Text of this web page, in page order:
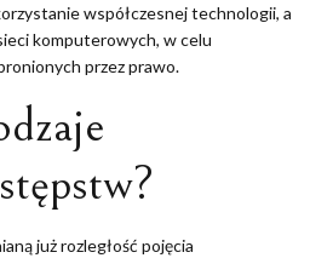
współczesnej technologii, a
komputerowych, w celu
przez prawo.
już rozległość pojęcia